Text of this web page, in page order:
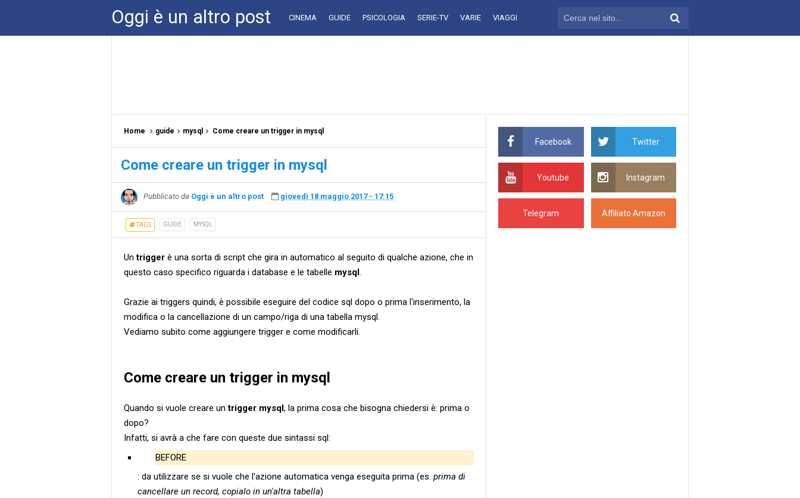
Oggi è un altro post CINEMA GUIDE PSICOLOGIA SERIE-TV VARIE VIAGGI
Home guide mysql Come creare un trigger in mysql
Come creare un trigger in mysql
Pubblicato da Oggi è un altro post giovedì 18 maggio 2017 - 17:15
TAGS GUIDE MYSQL
Untrigger è una sorta di script che gira in automatico al seguito di qualche azione, che in
questo caso specifico riguarda i database e le tabelle mysql.
Grazie ai triggers quindi, è possibile eseguire del codice sql dopo o prima l'inserimento, la
modifica o la cancellazione di un campo/riga di una tabella mysql.
Vediamo subito come aggiungere trigger e come modificarli.
Come creare un trigger in mysql
Quando si vuole creare untrigger mysql, la prima cosa che bisogna chiedersi è: prima o
dopo?
Infatti, si avrà a che fare con queste due sintassi sql:
BEFORE
: da utilizzare se si vuole che l'azione automatica venga eseguita prima (es. prima di
cancellare un record, copialo in un'altra tabella)
Facebook Twitter
Youtube Instagram
Telegram Affiliato Amazon